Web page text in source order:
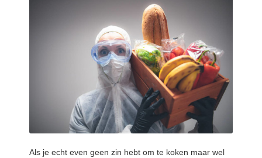
Als je echt even geen zin hebt om te koken maar wel